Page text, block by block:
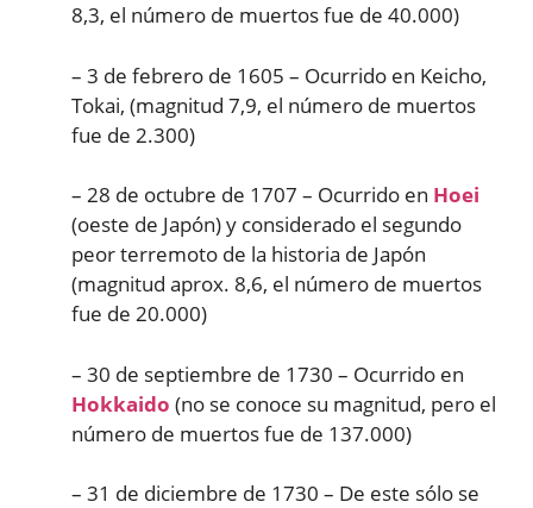
8,3, el número de muertos fue de 40.000)
– 3 de febrero de 1605 – Ocurrido en Keicho,
Tokai, (magnitud 7,9, el número de muertos
fue de 2.300)
– 28 de octubre de 1707 – Ocurrido en Hoei
(oeste de Japón) y considerado el segundo
peor terremoto de la historia de Japón
(magnitud aprox. 8,6, el número de muertos
fue de 20.000)
– 30 de septiembre de 1730 – Ocurrido en
Hokkaido (no se conoce su magnitud, pero el
número de muertos fue de 137.000)
– 31 de diciembre de 1730 – De este sólo se